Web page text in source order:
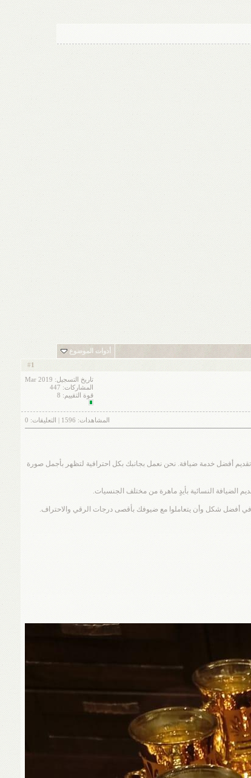
أدوات الموضوع
1
تاريخ التسجيل: Mar 2019
المشاركات: 447
قوة التقييم: 8
المشاهدات: 1596 | التعليقات: 0
أفضل خدمة ضيافة. نحن نعمل بجانبك بكل احترافية لتظهر بأجمل صورة
الضيافة النسائية بأيدٍ ماهرة من مختلف الجنسيات.
أفضل شكل وأن يتعاملوا مع ضيوفك بأقصى درجات الرقي والاحتراف.